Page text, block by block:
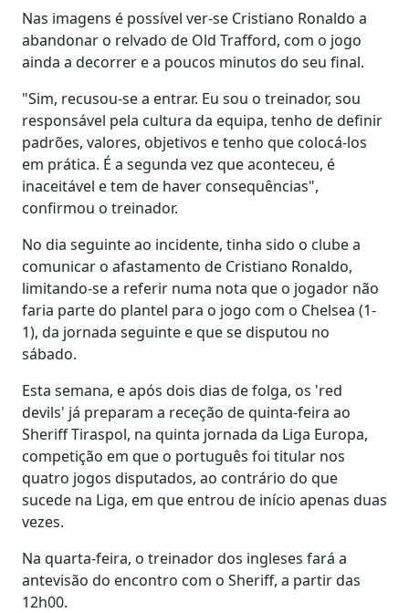
Nas imagens é possível ver-se Cristiano Ronaldo a
abandonar o relvado de Old Trafford, com o jogo
ainda a decorrer e a poucos minutos do seu final.
"Sim, recusou-se a entrar. Eu sou o treinador, sou
responsável pela cultura da equipa, tenho de definir
padrões, valores, objetivos e tenho que colocá-los
em prática. É a segunda vez que aconteceu, é
inaceitável e tem de haver consequências",
confirmou o treinador.
No dia seguinte ao incidente, tinha sido o clube a
comunicar o afastamento de Cristiano Ronaldo,
limitando-se a referir numa nota que o jogador não
faria parte do plantel para o jogo com o Chelsea (1-
1), da jornada seguinte e que se disputou no
sábado.
Esta semana, e após dois dias de folga, os 'red
devils' já preparam a receção de quinta-feira ao
Sheriff Tiraspol, na quinta jornada da Liga Europa,
competição em que o português foi titular nos
quatro jogos disputados, ao contrário do que
sucede na Liga, em que entrou de início apenas duas
vezes.
Na quarta-feira, o treinador dos ingleses fará a
antevisão do encontro com o Sheriff, a partir das
12h00.